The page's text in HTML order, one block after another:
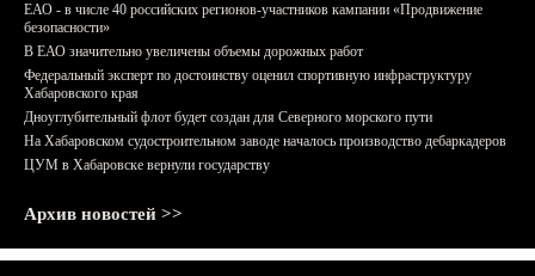
ЕАО - в числе 40 российских регионов-участников кампании «Продвижение
безопасности»
В ЕАО значительно увеличены объемы дорожных работ
Федеральный эксперт по достоинству оценил спортивную инфраструктуру
Хабаровского края
Дноуглубительный флот будет создан для Северного морского пути
На Хабаровском судостроительном заводе началось производство дебаркадеров
ЦУМ в Хабаровске вернули государству
Архив новостей >>